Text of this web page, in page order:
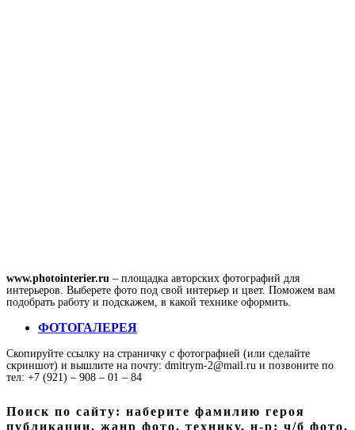
www.photointerier.ru – площадка авторских фотографий для
интерьеров. Выберете фото под свой интерьер и цвет. Поможем вам
подобрать работу и подскажем, в какой технике оформить.
ФОТОГАЛЕРЕЯ
Скопируйте ссылку на страничку с фотографией (или сделайте
скриншот) и вышлите на почту: dmitrym-2@mail.ru и позвоните по
тел: +7 (921) – 908 – 01 – 84
Поиск по сайту: наберите фамилию героя
публикации, жанр фото, технику, н-р: ч/б фото,